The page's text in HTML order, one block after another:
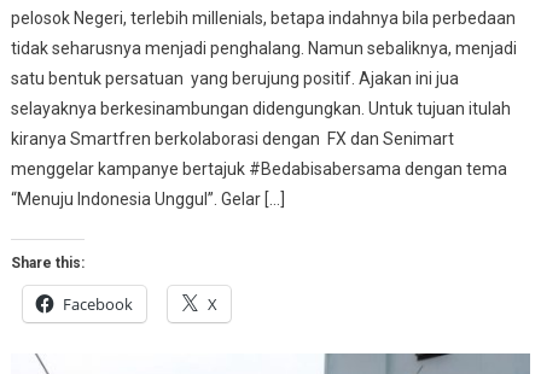
pelosok Negeri, terlebih millenials, betapa indahnya bila perbedaan
tidak seharusnya menjadi penghalang. Namun sebaliknya, menjadi
satu bentuk persatuan yang berujung positif. Ajakan ini jua
selayaknya berkesinambungan didengungkan. Untuk tujuan itulah
kiranya Smartfren berkolaborasi dengan FX dan Senimart
menggelar kampanye bertajuk #Bedabisabersama dengan tema
“Menuju Indonesia Unggul”. Gelar […]
Share this:
Facebook X